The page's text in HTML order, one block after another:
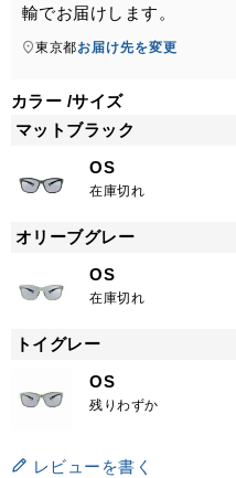
輸でお届けします。
東京都お届け先を変更
カラー サイズ
マットブラック
OS
在庫切れ
オリーブグレー
OS
在庫切れ
トイグレー
OS
残りわずか
レビューを書く